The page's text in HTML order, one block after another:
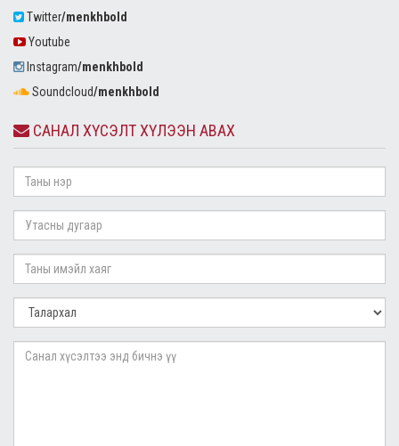
Twitter/menkhbold
Youtube
Instagram/menkhbold
Soundcloud/menkhbold
САНАЛ ХҮСЭЛТ ХҮЛЭЭН АВАХ